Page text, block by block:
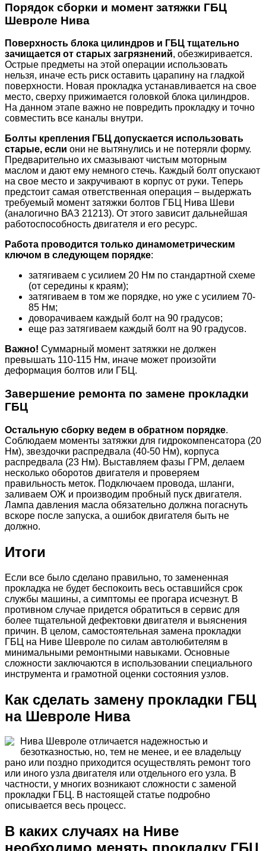
Порядок сборки и момент затяжки ГБЦ
Шевроле Нива
Поверхность блока цилиндров и ГБЦ тщательно
зачищается от старых загрязнений, обезжиривается.
Острые предметы на этой операции использовать
нельзя, иначе есть риск оставить царапину на гладкой
поверхности. Новая прокладка устанавливается на свое
место, сверху прижимается головкой блока цилиндров.
На данном этапе важно не повредить прокладку и точно
совместить все каналы внутри.
Болты крепления ГБЦ допускается использовать
старые, если они не вытянулись и не потеряли форму.
Предварительно их смазывают чистым моторным
маслом и дают ему немного стечь. Каждый болт опускают
на свое место и закручивают в корпус от руки. Теперь
предстоит самая ответственная операция – выдержать
требуемый момент затяжки болтов ГБЦ Нива Шеви
(аналогично ВАЗ 21213). От этого зависит дальнейшая
работоспособность двигателя и его ресурс.
Работа проводится только динамометрическим
ключом в следующем порядке:
затягиваем с усилием 20 Нм по стандартной схеме
(от середины к краям);
затягиваем в том же порядке, но уже с усилием 70-
85 Нм;
доворачиваем каждый болт на 90 градусов;
еще раз затягиваем каждый болт на 90 градусов.
Важно! Суммарный момент затяжки не должен
превышать 110-115 Нм, иначе может произойти
деформация болтов или ГБЦ.
Завершение ремонта по замене прокладки
ГБЦ
Остальную сборку ведем в обратном порядке.
Соблюдаем моменты затяжки для гидрокомпенсатора (20
Нм), звездочки распредвала (40-50 Нм), корпуса
распредвала (23 Нм). Выставляем фазы ГРМ, делаем
несколько оборотов двигателя и проверяем
правильность меток. Подключаем провода, шланги,
заливаем ОЖ и производим пробный пуск двигателя.
Лампа давления масла обязательно должна погаснуть
вскоре после запуска, а ошибок двигателя быть не
должно.
Итоги
Если все было сделано правильно, то замененная
прокладка не будет беспокоить весь оставшийся срок
службы машины, а симптомы ее прогара исчезнут. В
противном случае придется обратиться в сервис для
более тщательной дефектовки двигателя и выяснения
причин. В целом, самостоятельная замена прокладки
ГБЦ на Ниве Шевроле по силам автолюбителям в
минимальными ремонтными навыками. Основные
сложности заключаются в использовании специального
инструмента и грамотной оценки состояния узлов.
Как сделать замену прокладки ГБЦ
на Шевроле Нива
Нива Шевроле отличается надежностью и
безотказностью, но, тем не менее, и ее владельцу
рано или поздно приходится осуществлять ремонт того
или иного узла двигателя или отдельного его узла. В
частности, у многих возникают сложности с заменой
прокладки ГБЦ. В настоящей статье подробно
описывается весь процесс.
В каких случаях на Ниве